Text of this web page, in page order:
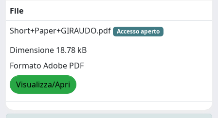
File
Short+Paper+GIRAUDO.pdf
Accesso aperto
Dimensione 18.78 kB
Formato Adobe PDF
Visualizza/Apri